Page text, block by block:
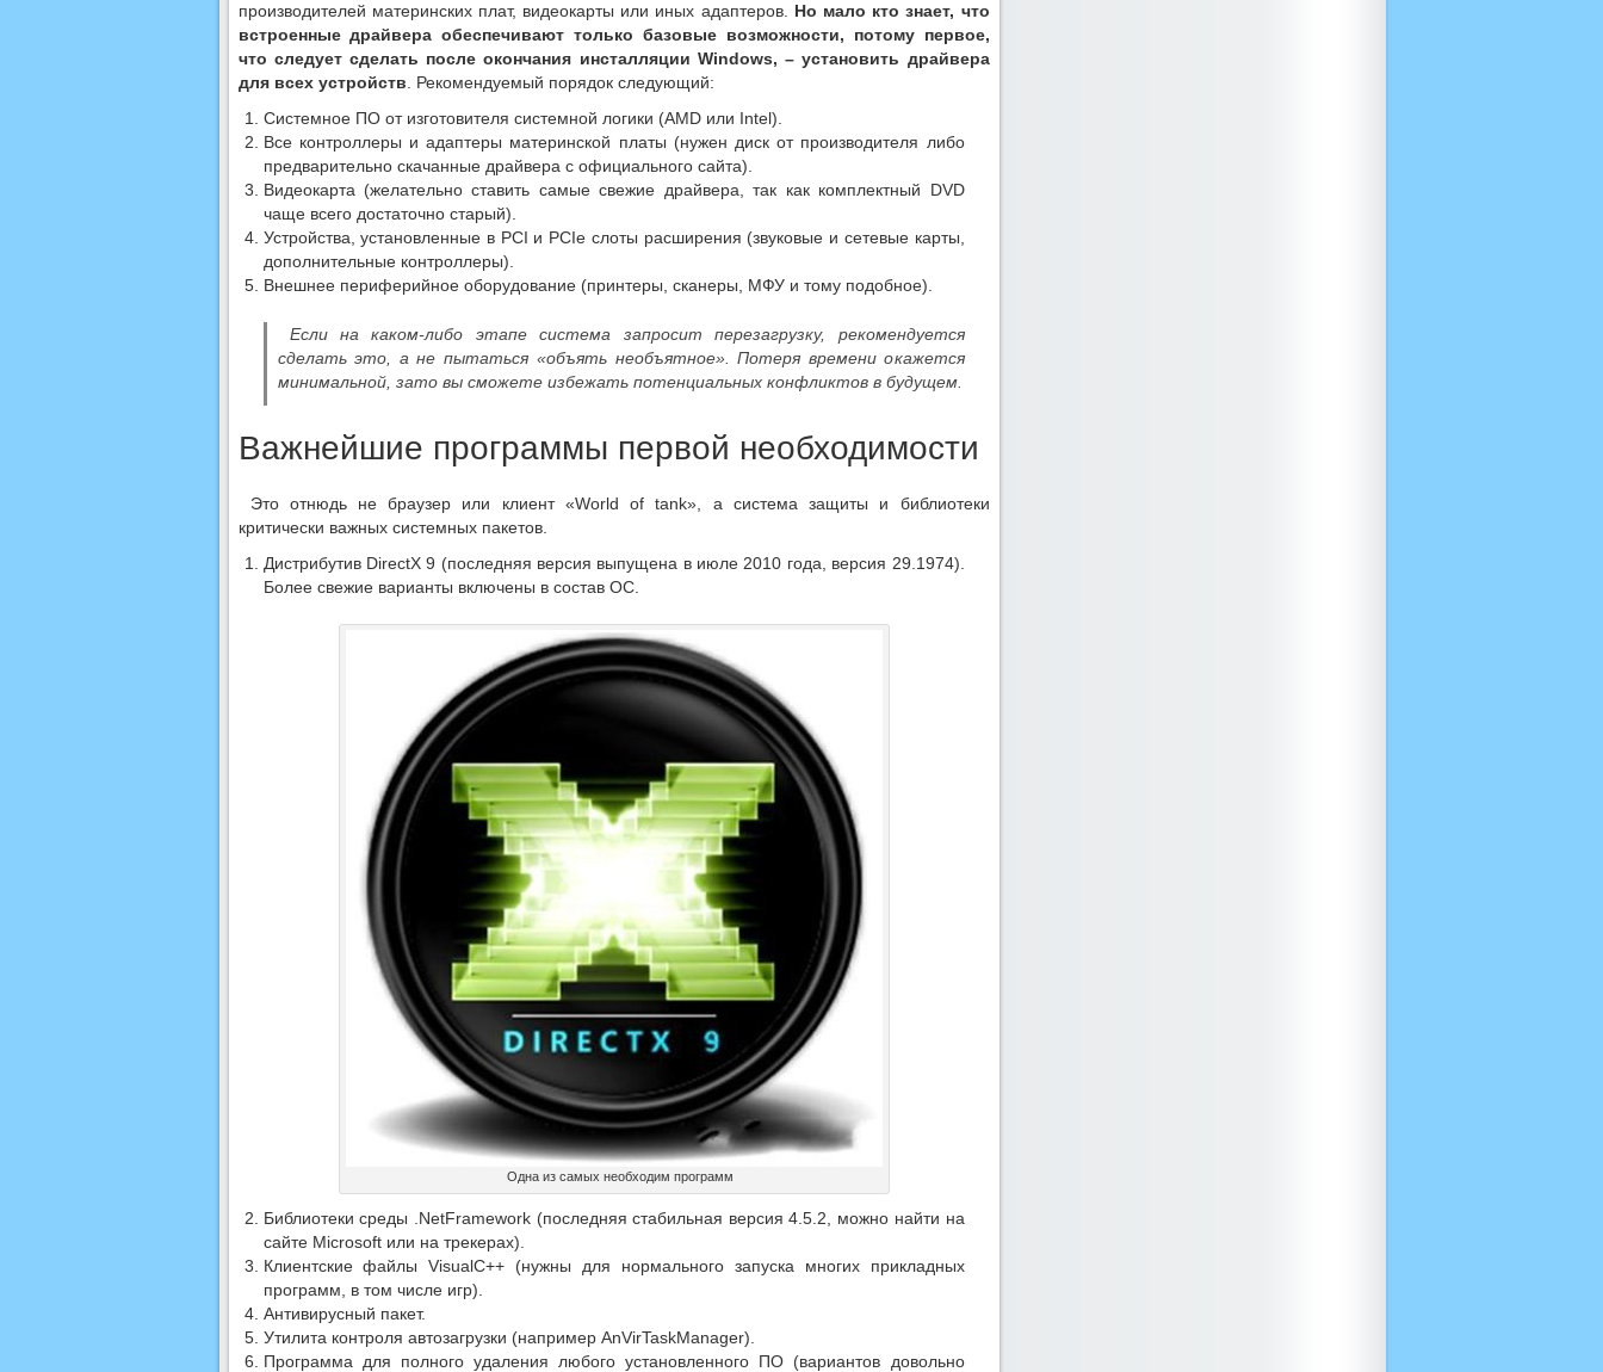
производителей материнских плат, видеокарты или иных адаптеров. Но мало кто знает, что
встроенные драйвера обеспечивают только базовые возможности, потому первое,
что следует сделать после окончания инсталляции Windows, – установить драйвера
для всех устройств . Рекомендуемый порядок следующий:
Системное ПО от изготовителя системной логики (AMD или Intel).
Все контроллеры и адаптеры материнской платы (нужен диск от производителя либо
предварительно скачанные драйвера с официального сайта).
Видеокарта (желательно ставить самые свежие драйвера, так как комплектный DVD
чаще всего достаточно старый).
Устройства, установленные в PCI и PCIe слоты расширения (звуковые и сетевые карты,
дополнительные контроллеры).
Внешнее периферийное оборудование (принтеры, сканеры, МФУ и тому подобное).
Если на каком-либо этапе система запросит перезагрузку, рекомендуется
сделать это, а не пытаться «объять необъятное». Потеря времени окажется
минимальной, зато вы сможете избежать потенциальных конфликтов в будущем.
Важнейшие программы первой необходимости
Это отнюдь не браузер или клиент «World of tank», а система защиты и библиотеки
критически важных системных пакетов.
Дистрибутив DirectX 9 (последняя версия выпущена в июле 2010 года, версия 29.1974).
Более свежие варианты включены в состав ОС.
Одна из самых необходим программ
Библиотеки среды .NetFramework (последняя стабильная версия 4.5.2, можно найти на
сайте Microsoft или на трекерах).
Клиентские файлы VisualC++ (нужны для нормального запуска многих прикладных
программ, в том числе игр).
Антивирусный пакет.
Утилита контроля автозагрузки (например AnVirTaskManager).
Программа для полного удаления любого установленного ПО (вариантов довольно